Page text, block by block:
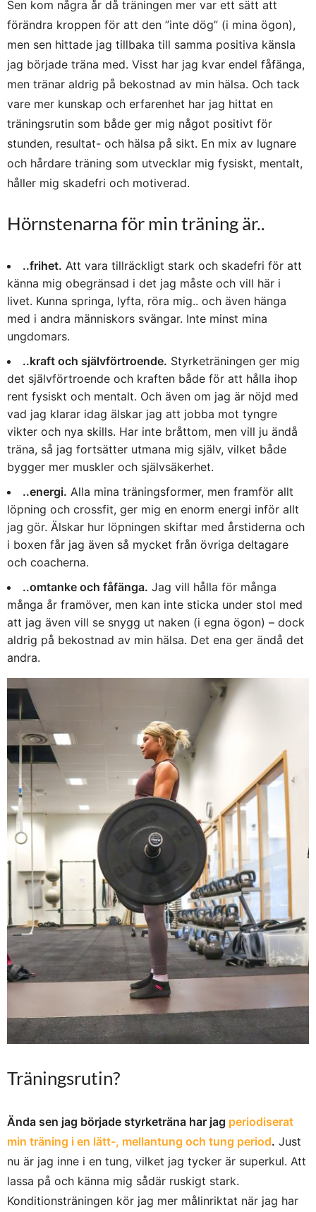
Sen kom några år då träningen mer var ett sätt att
förändra kroppen för att den ”inte dög” (i mina ögon),
men sen hittade jag tillbaka till samma positiva känsla
jag började träna med. Visst har jag kvar endel fåfänga,
men tränar aldrig på bekostnad av min hälsa. Och tack
vare mer kunskap och erfarenhet har jag hittat en
träningsrutin som både ger mig något positivt för
stunden, resultat- och hälsa på sikt. En mix av lugnare
och hårdare träning som utvecklar mig fysiskt, mentalt,
håller mig skadefri och motiverad.
Hörnstenarna för min träning är..
..frihet. Att vara tillräckligt stark och skadefri för att
känna mig obegränsad i det jag måste och vill här i
livet. Kunna springa, lyfta, röra mig.. och även hänga
med i andra människors svängar. Inte minst mina
ungdomars.
..kraft och självförtroende. Styrketräningen ger mig
det självförtroende och kraften både för att hålla ihop
rent fysiskt och mentalt. Och även om jag är nöjd med
vad jag klarar idag älskar jag att jobba mot tyngre
vikter och nya skills. Har inte bråttom, men vill ju ändå
träna, så jag fortsätter utmana mig själv, vilket både
bygger mer muskler och självsäkerhet.
..energi. Alla mina träningsformer, men framför allt
löpning och crossfit, ger mig en enorm energi inför allt
jag gör. Älskar hur löpningen skiftar med årstiderna och
i boxen får jag även så mycket från övriga deltagare
och coacherna.
..omtanke och fåfänga. Jag vill hålla för många
många år framöver, men kan inte sticka under stol med
att jag även vill se snygg ut naken (i egna ögon) – dock
aldrig på bekostnad av min hälsa. Det ena ger ändå det
andra.
Träningsrutin?
Ända sen jag började styrketräna har jag periodiserat
min träning i en lätt-, mellantung och tung period. Just
nu är jag inne i en tung, vilket jag tycker är superkul. Att
lassa på och känna mig sådär ruskigt stark.
Konditionsträningen kör jag mer målinriktat när jag har